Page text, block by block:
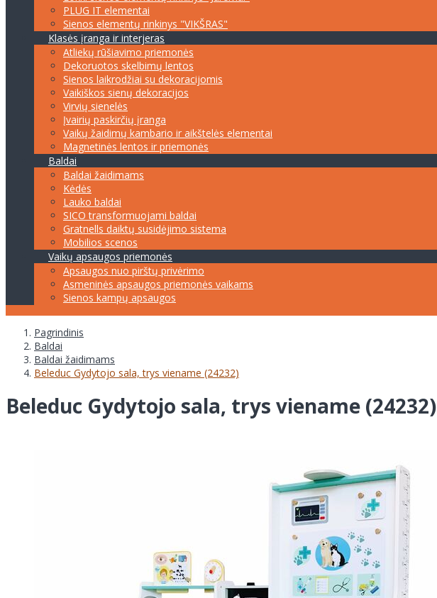
PLUG IT elementai
Sienos elementų rinkinys "VIKŠRAS"
Klasės įranga ir interjeras
Atliekų rūšiavimo priemonės
Dekoruotos skelbimų lentos
Sienos laikrodžiai su dekoracijomis
Vaikiškos sienų dekoracijos
Virvių sienelės
Įvairių paskirčių įranga
Vaikų žaidimų kambario ir aikštelės elementai
Magnetinės lentos ir priemonės
Baldai
Baldai žaidimams
Kėdės
Lauko baldai
SICO transformuojami baldai
Gratnells daiktų susidėjimo sistema
Mobilios scenos
Vaikų apsaugos priemonės
Apsaugos nuo pirštų privėrimo
Asmeninės apsaugos priemonės vaikams
Sienos kampų apsaugos
Pagrindinis
Baldai
Baldai žaidimams
Beleduc Gydytojo sala, trys viename (24232)
Beleduc Gydytojo sala, trys viename (24232)